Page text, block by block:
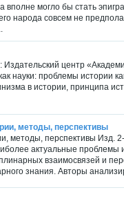
могло бы стать
народа совсем не
центр
науки: проблемы истории
в истории, принципа
методы, перспективы
методы, перспективы Изд.
актуальные проблемы
взаимосвязей и
знания. Авторы